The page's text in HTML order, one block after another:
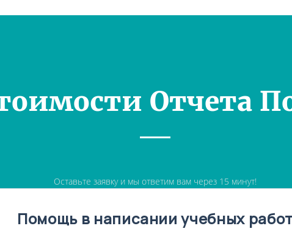
Отчета
Оставьте заявку и мы ответим вам через 15 минут!
Помощь в написании учебных